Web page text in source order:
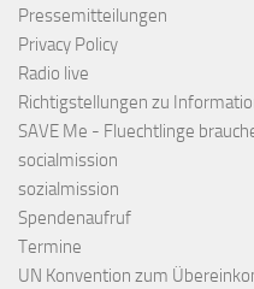
Pressemitteilungen
Privacy Policy
Radio live
Richtigstellungen zu
SAVE Me - Fluechtlinge
socialmission
sozialmission
Spendenaufruf
Termine
UN Konvention zum